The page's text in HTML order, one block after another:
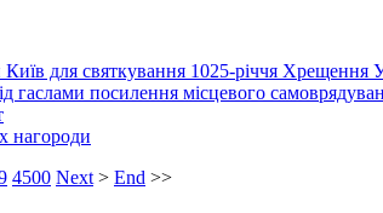
для святкування 1025-річчя Хрещення
посилення місцевого
нагороди
4500 Next > End >>